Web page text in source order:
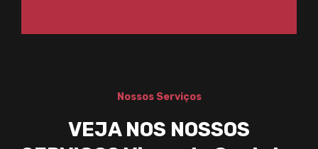
Nossos Serviços
VEJA NOS NOSSOS